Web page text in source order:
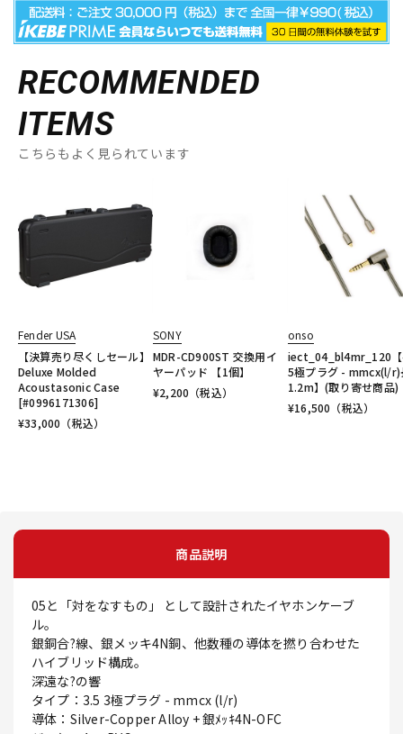
RECOMMENDED
ITEMS
こちらもよく見られています
Fender USA
【決算売り尽くしセール】
Deluxe Molded
Acoustasonic Case
[#0996171306]
¥33,000 （税込）
SONY
MDR-CD900ST 交換用イ
ヤーパッド 【1個】
¥2,200 （税込）
onso
iect_04_bl4mr_120
5極プラグ - mmcx(l/r)
1.2m】(取り寄せ商品)
¥16,500 （税込）
商品説明
05と「対をなすもの」 として設計されたイヤホンケーブ
ル。
銀銅合?線、銀メッキ4N銅、他数種の導体を撚り合わせた
ハイブリッド構成。
深遠な?の響
タイプ：3.5 3極プラグ - mmcx (l/r)
導体：Silver-Copper Alloy + 銀ﾒｯｷ4N-OFC